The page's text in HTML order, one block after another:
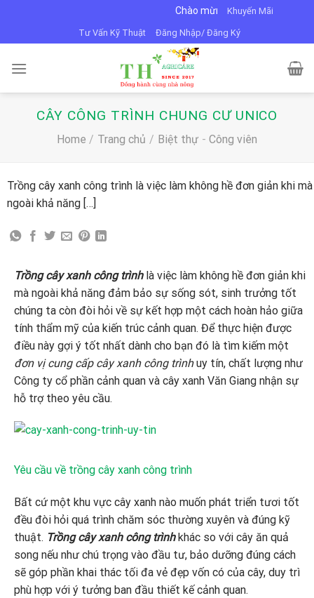
content
Chào mừng bạn đến với VTNN Minh
Khuyến Mãi
Tư Vấn Kỹ Thuật Đăng Nhập/ Đăng Ký
CÂY CÔNG TRÌNH CHUNG CƯ UNICO
Home / Trang chủ / Biệt thự - Công viên
Trồng cây xanh công trình là việc làm không hề đơn giản khi mà
ngoài khả năng […]
Trồng cây xanh công trìnhlà việc làm không hề đơn giản khi
mà ngoài khả năng đảm bảo sự sống sót, sinh trưởng tốt
chúng ta còn đòi hỏi về sự kết hợp một cách hoàn hảo giữa
tính thẩm mỹ của kiến trúc cảnh quan. Để thực hiện được
điều này gợi ý tốt nhất dành cho bạn đó là tìm kiếm một
đơn vị cung cấp cây xanh công trìnhuy tín, chất lượng như
Công ty cổ phần cảnh quan và cây xanh Văn Giang nhận sự
hỗ trợ theo yêu cầu.
Yêu cầu về trồng cây xanh công trình
Bất cứ một khu vực cây xanh nào muốn phát triển tươi tốt
đều đòi hỏi quá trình chăm sóc thường xuyên và đúng kỹ
thuật. Trồng cây xanh công trìnhkhác so với cây ăn quả
song nếu như chú trọng vào đầu tư, bảo dưỡng đúng cách
sẽ góp phần khai thác tối đa vẻ đẹp vốn có của cây, duy trì
phù hợp với ý tưởng ban đầu thiết kế cảnh quan.